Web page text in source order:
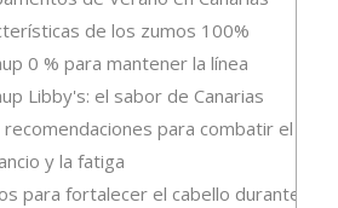
de los zumos 100%
0 % para mantener la línea
Libby's: el sabor de Canarias
recomendaciones para combatir el
y la fatiga
para fortalecer el cabello durante el